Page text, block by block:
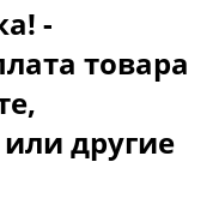
-
товара
другие